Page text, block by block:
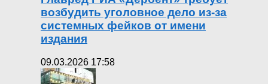
возбудить уголовное дело из-за
системных фейков от имени
издания
09.03.2026 17:58